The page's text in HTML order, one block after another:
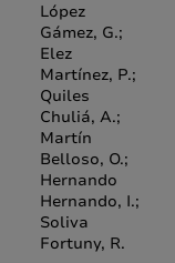
López
Gámez, G.;
Elez
Martínez, P.;
Quiles
Chuliá, A.;
Martín
Belloso, O.;
Hernando
Hernando, I.;
Soliva
Fortuny, R.